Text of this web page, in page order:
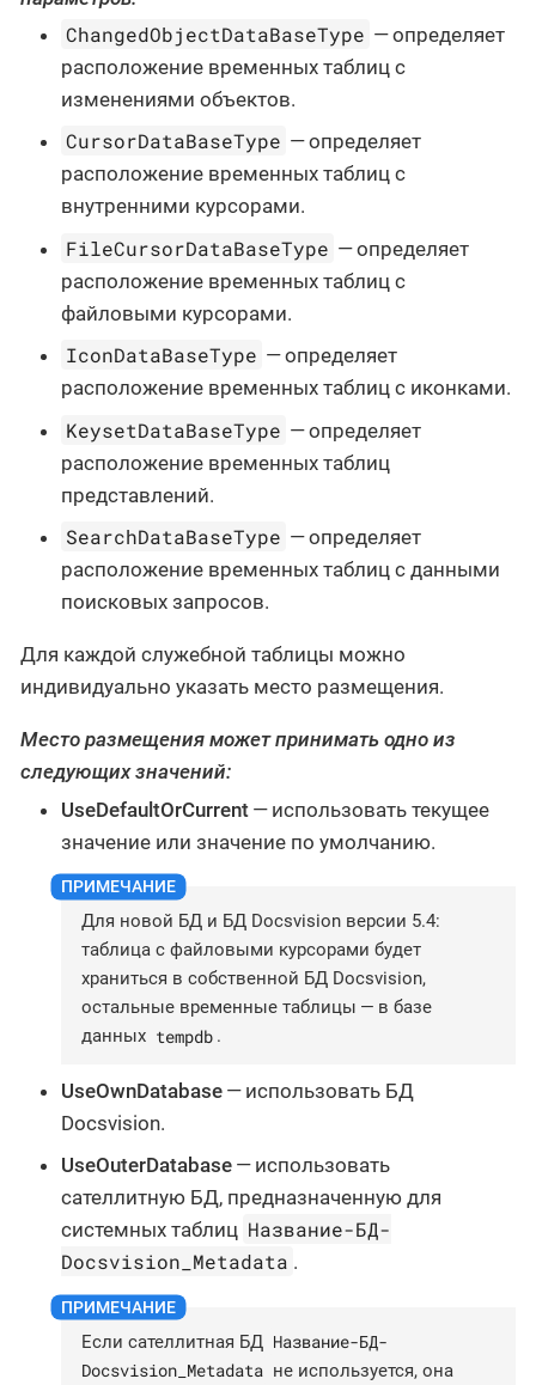
ChangedObjectDataBaseType — определяет
расположение временных таблиц с
изменениями объектов.
CursorDataBaseType — определяет
расположение временных таблиц с
внутренними курсорами.
FileCursorDataBaseType — определяет
расположение временных таблиц с
файловыми курсорами.
IconDataBaseType — определяет
расположение временных таблиц с иконками.
KeysetDataBaseType — определяет
расположение временных таблиц
представлений.
SearchDataBaseType — определяет
расположение временных таблиц с данными
поисковых запросов.
Для каждой служебной таблицы можно
индивидуально указать место размещения.
Место размещения может принимать одно из
следующих значений:
UseDefaultOrCurrent — использовать текущее
значение или значение по умолчанию.
Для новой БД и БД Docsvision версии 5.4:
таблица с файловыми курсорами будет
храниться в собственной БД Docsvision,
остальные временные таблицы — в базе
данных tempdb .
UseOwnDatabase — использовать БД
Docsvision.
UseOuterDatabase — использовать
сателлитную БД, предназначенную для
системных таблиц Название-БД-
Docsvision_Metadata .
Если сателлитная БД Название-БД-
Docsvision_Metadata не используется, она